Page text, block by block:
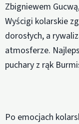
Zbigniewem
Wyścigi kolarskie
dorosłych, a
atmosferze.
puchary z rąk
Po emocjach